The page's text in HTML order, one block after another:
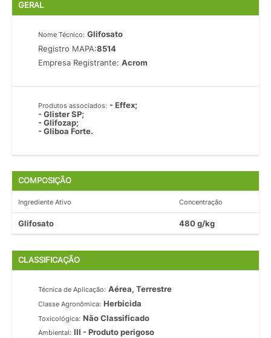
GERAL
Nome Técnico: Glifosato
Registro MAPA:8514
Empresa Registrante:Acrom
Produtos associados: - Effex;
- Glister SP;
- Glifozap;
- Gliboa Forte.
COMPOSIÇÃO
Ingrediente Ativo Concentração
Glifosato 480 g/kg
CLASSIFICAÇÃO
Técnica de Aplicação: Aérea, Terrestre
Classe Agronômica: Herbicida
Toxicológica: Não Classificado
Ambiental: III - Produto perigoso